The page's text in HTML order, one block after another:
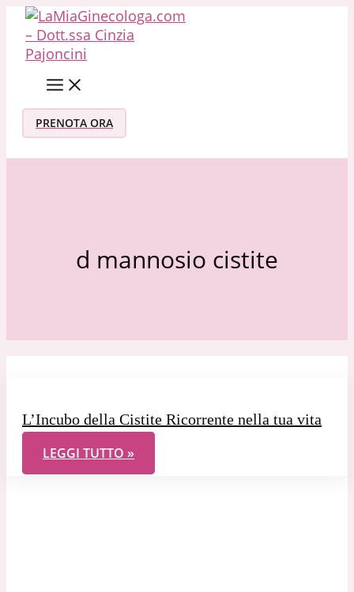
Vai al contenuto
PRENOTA ORA
d mannosio cistite
L’Incubo della Cistite Ricorrente nella tua vita
L’INCUBO DELLA CISTITE RICORRENTE NELLA TUA
LEGGI TUTTO »